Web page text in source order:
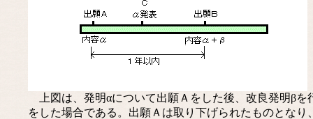
上図は、発明αについて出願Ａをした後、改良発明β
をした場合である。出願Ａは取り下げられたものとな